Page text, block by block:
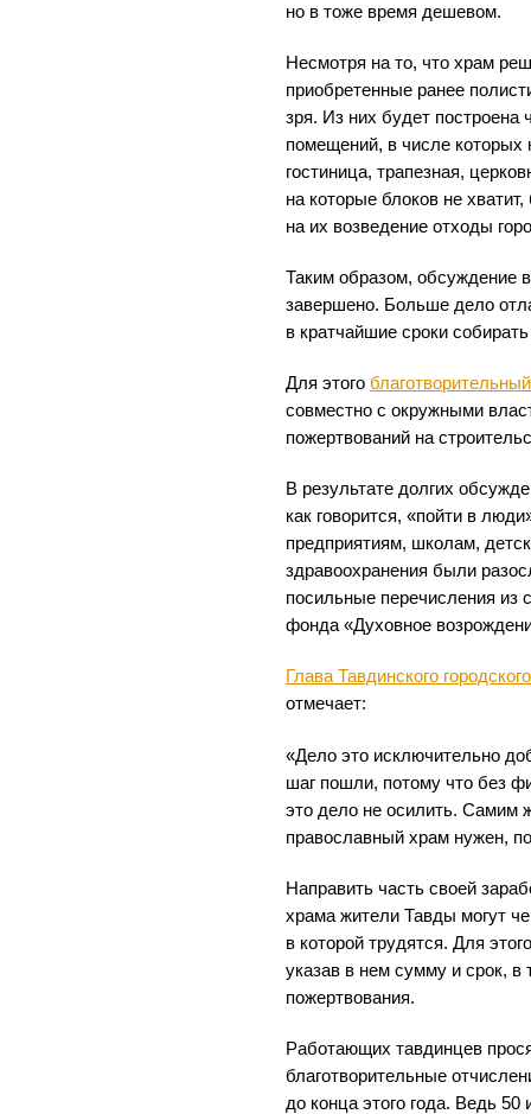
но в тоже время дешевом.
Несмотря на то, что храм
приобретенные ранее
зря. Из них будет построена
помещений, в числе которых
гостиница, трапезная,
на которые блоков не
на их возведение отходы
Таким образом, обсуждение
завершено. Больше дело
в кратчайшие сроки
Для этого
совместно с окружными
пожертвований на
В результате долгих
как говорится, «пойти в
предприятиям, школам,
здравоохранения были
посильные перечисления из
фонда «Духовное
Глава Тавдинского
отмечает:
«Дело это исключительно
шаг пошли, потому что без
это дело не осилить. Самим
православный храм нужен,
Направить часть своей
храма жители Тавды могут
в которой трудятся. Для
указав в нем сумму и срок, в
пожертвования.
Работающих тавдинцев
благотворительные
до конца этого года. Ведь